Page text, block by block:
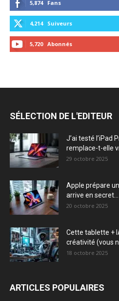
5,874 Fans
4,214 Suiveurs
5,720 Abonnés
SÉLECTION DE L'EDITEUR
J’ai testé l’iPad
remplace-t-elle
29 octobre 2025
Apple prépare
arrive en secret...
20 octobre 2025
Cette tablette +
créativité (vous
18 octobre 2025
ARTICLES POPULAIRES